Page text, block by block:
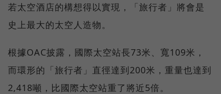
若太空酒店的構想得以實現，「旅行者」將會是
史上最大的太空人造物。
根據OAC披露，國際太空站長73米、寬109米，
而環形的「旅行者」直徑達到200米，重量也達到
2,418噸，比國際太空站重了將近5倍。